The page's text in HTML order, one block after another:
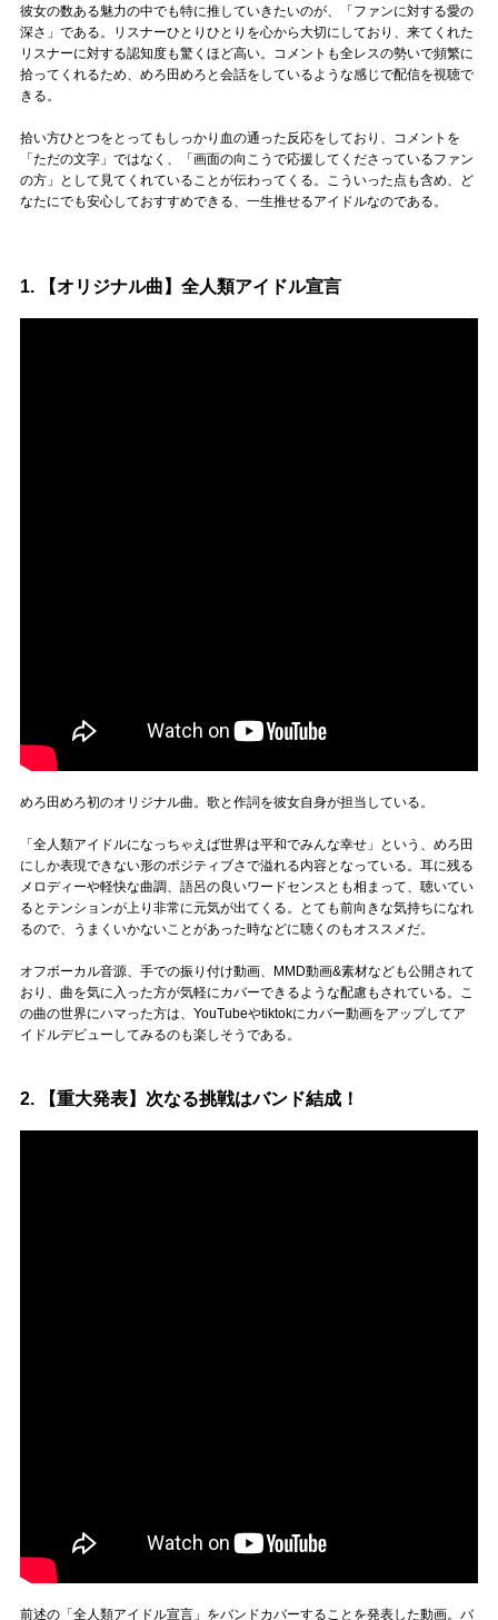
彼女の数ある魅力の中でも特に推していきたいのが、「ファンに対する愛の
深さ」である。リスナーひとりひとりを心から大切にしており、来てくれた
リスナーに対する認知度も驚くほど高い。コメントも全レスの勢いで頻繁に
拾ってくれるため、めろ田めろと会話をしているような感じで配信を視聴で
きる。
拾い方ひとつをとってもしっかり血の通った反応をしており、コメントを
「ただの文字」ではなく、「画面の向こうで応援してくださっているファン
の方」として見てくれていることが伝わってくる。こういった点も含め、ど
なたにでも安心しておすすめできる、一生推せるアイドルなのである。
1. 【オリジナル曲】全人類アイドル宣言
めろ田めろ初のオリジナル曲。歌と作詞を彼女自身が担当している。
「全人類アイドルになっちゃえば世界は平和でみんな幸せ」という、めろ田
にしか表現できない形のポジティブさで溢れる内容となっている。耳に残る
メロディーや軽快な曲調、語呂の良いワードセンスとも相まって、聴いてい
るとテンションが上り非常に元気が出てくる。とても前向きな気持ちになれ
るので、うまくいかないことがあった時などに聴くのもオススメだ。
オフボーカル音源、手での振り付け動画、MMD動画&素材なども公開されて
おり、曲を気に入った方が気軽にカバーできるような配慮もされている。こ
の曲の世界にハマった方は、YouTubeやtiktokにカバー動画をアップしてア
イドルデビューしてみるのも楽しそうである。
2. 【重大発表】次なる挑戦はバンド結成！
前述の「全人類アイドル宣言」をバンドカバーすることを発表した動画。バ